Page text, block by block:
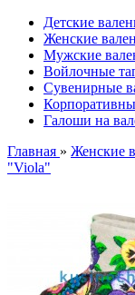
Детские
Женские
Мужские
Войлочные
Сувенирные
Галоши на
Главная » Женские
"Viola"